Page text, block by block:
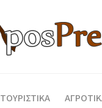
ΤΟΥΡΙΣΤΙΚΑ